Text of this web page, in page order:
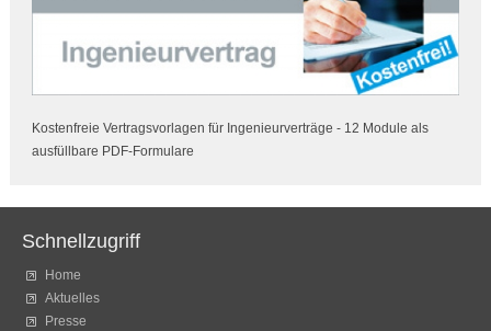
Kostenfreie Vertragsvorlagen für Ingenieurverträge - 12 Module als
ausfüllbare PDF-Formulare
Schnellzugriff
Home
Aktuelles
Presse